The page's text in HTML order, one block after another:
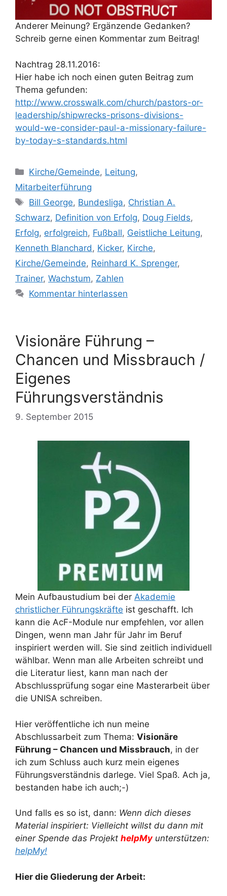
Anderer Meinung? Ergänzende Gedanken?
Schreib gerne einen Kommentar zum Beitrag!
Nachtrag 28.11.2016:
Hier habe ich noch einen guten Beitrag zum
Thema gefunden:
http://www.crosswalk.com/church/pastors-or-
leadership/shipwrecks-prisons-divisions-
would-we-consider-paul-a-missionary-failure-
by-today-s-standards.html
Kategorien
Kirche/Gemeinde, Leitung,
Mitarbeiterführung
Schlagwörter
Bill George, Bundesliga, Christian A.
Schwarz, Definition von Erfolg, Doug Fields,
Erfolg, erfolgreich, Fußball, Geistliche Leitung,
Kenneth Blanchard , Kicker, Kirche,
Kirche/Gemeinde, Reinhard K. Sprenger,
Trainer, Wachstum, Zahlen
Kommentar hinterlassen
Visionäre Führung –
Chancen und Missbrauch /
Eigenes
Führungsverständnis
9. September 2015
Mein Aufbaustudium bei der Akademie
christlicher Führungskräfte ist geschafft. Ich
kann die AcF-Module nur empfehlen, vor allen
Dingen, wenn man Jahr für Jahr im Beruf
inspiriert werden will. Sie sind zeitlich individuell
wählbar. Wenn man alle Arbeiten schreibt und
die Literatur liest, kann man nach der
Abschlussprüfung sogar eine Masterarbeit über
die UNISA schreiben.
Hier veröffentliche ich nun meine
Abschlussarbeit zum Thema: Visionäre
Führung – Chancen und Missbrauch, in der
ich zum Schluss auch kurz mein eigenes
Führungsverständnis darlege. Viel Spaß. Ach ja,
bestanden habe ich auch;-)
Und falls es so ist, dann: Wenn dich dieses
Material inspiriert: Vielleicht willst du dann mit
einer Spende das Projekt helpMy unterstützen:
helpMy!
Hier die Gliederung der Arbeit: